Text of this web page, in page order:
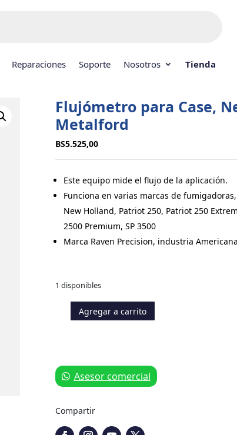
Reparaciones Soporte Nosotros Tienda
Flujómetro para Case,
Metalford
BS5.525,00
Este equipo mide el flujo de la aplicación.
Funciona en varias marcas de
New Holland, Patriot 250, Patriot 250
2500 Premium, SP 3500
Marca Raven Precision, industria
1 disponibles
Flujómetro
Holland
y
cantidad
Agregar a carrito
Asesor comercial
Compartir